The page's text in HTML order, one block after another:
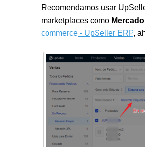
Recomendamos usar
marketplaces como
commerce - UpSeller ERP,